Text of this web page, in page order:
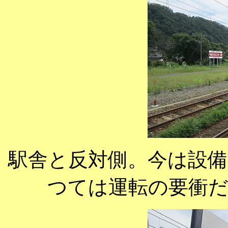
駅舎と反対側。今は設
つては運転の要衝